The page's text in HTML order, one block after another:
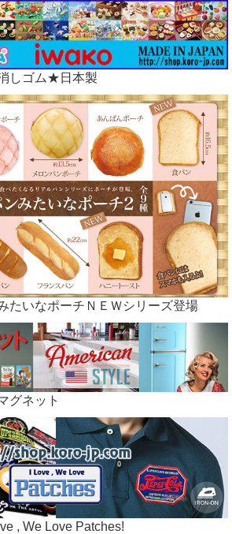
しゴム★日本製
たいなポーチＮＥＷシリーズ登場
グネット
, We Love Patches!